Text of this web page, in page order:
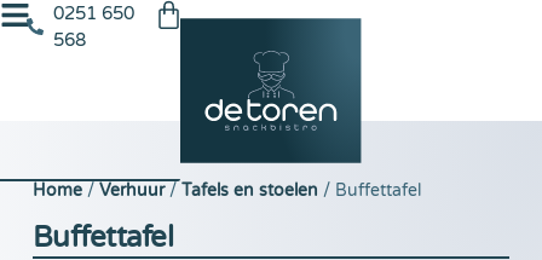
0251 650
568
Home/ Verhuur/ Tafels en stoelen / Buffettafel
Buffettafel